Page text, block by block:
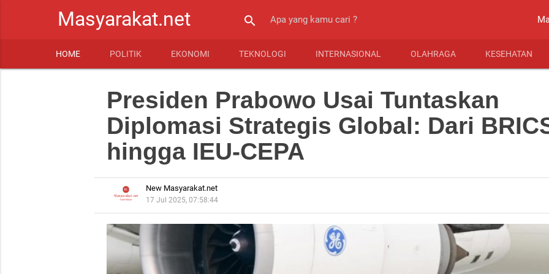
Masyarakat.net search
HOME POLITIK EKONOMI TEKNOLOGI INTERNASIONAL OLAHRAGA KESEHATAN
Presiden Prabowo Usai Tuntaskan
Diplomasi Strategis Global: Dari
hingga IEU-CEPA
New Masyarakat.net
17 Jul 2025, 07:58:44